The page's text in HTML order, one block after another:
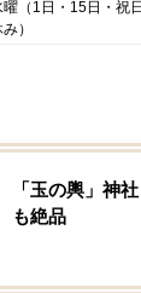
曜（1日・15日・祝
）
「玉の輿」神
も絶品